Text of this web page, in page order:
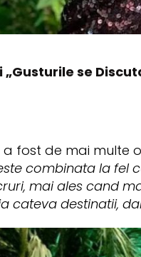
se
a fost de mai multe
combinata la fel
mai ales cand
cateva destinatii,